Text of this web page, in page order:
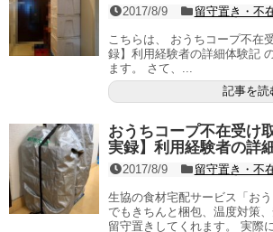
2017/8/9 留守置き・不
こちらは、 おうちコープ不在
録】利用経験者の詳細体験記
ます。 さて、...
記事を読
おうちコープ不在受け
実録】利用経験者の詳
2017/8/9 留守置き・不
生協の食材宅配サービス「お
でもきちんと梱包、温度対策、
留守置きしてくれます。 実際